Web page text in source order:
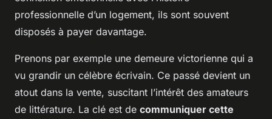
professionnelle d’un logement, ils sont souvent
disposés à payer davantage.
Prenons par exemple une demeure victorienne qui a
vu grandir un célèbre écrivain. Ce passé devient un
atout dans la vente, suscitant l’intérêt des amateurs
de littérature. La clé est de communiquer cette